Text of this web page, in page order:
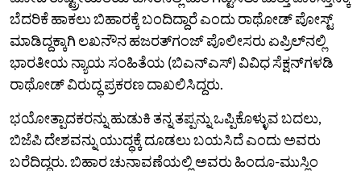
ಬೆದರಿಕೆ ಹಾಕಲು ಬಿಹಾರಕ್ಕೆ ಬಂದಿದ್ದಾರೆ ಎಂದು ರಾಥೋಡ್ ಪೋಸ್ಟ್
ಮಾಡಿದ್ದಕ್ಕಾಗಿ ಲಖನೌನ ಹಜರತ್‌ಗಂಜ್ ಪೊಲೀಸರು ಏಪ್ರಿಲ್‌ನಲ್ಲಿ
ಭಾರತೀಯ ನ್ಯಾಯ ಸಂಹಿತೆಯ (ಬಿಎನ್‌ಎಸ್) ವಿವಿಧ ಸೆಕ್ಷನ್‌ಗಳಡಿ
ರಾಥೋಡ್ ವಿರುದ್ಧ ಪ್ರಕರಣ ದಾಖಲಿಸಿದ್ದರು.
ಭಯೋತ್ಪಾದಕರನ್ನು ಹುಡುಕಿ ತನ್ನ ತಪ್ಪನ್ನು ಒಪ್ಪಿಕೊಳ್ಳುವ ಬದಲು,
ಬಿಜೆಪಿ ದೇಶವನ್ನು ಯುದ್ಧಕ್ಕೆ ದೂಡಲು ಬಯಸಿದೆ ಎಂದು ಅವರು
ಬರೆದಿದ್ದರು. ಬಿಹಾರ ಚುನಾವಣೆಯಲ್ಲಿ ಅವರು ಹಿಂದೂ-ಮುಸ್ಲಿಂ